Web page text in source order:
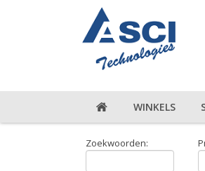
WINKELS
Zoekwoorden: